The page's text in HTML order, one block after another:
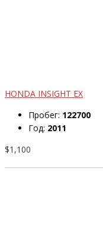
HONDA INSIGHT EX
Пробег: 122700
Год: 2011
$1,100